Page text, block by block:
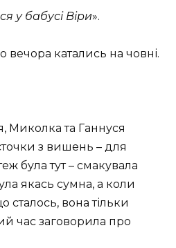
у бабусі Віри».
вечора катались на човні.
Миколка та Ганнуся
з вишень – для
була тут – смакувала
якась сумна, а коли
сталось, вона тільки
час заговорила про